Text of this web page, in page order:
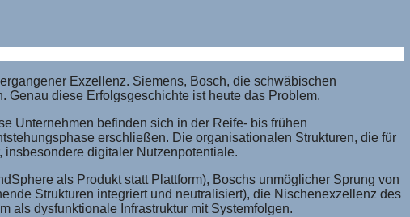
Exzellenz. Siemens, Bosch, die schwäbischen
diese Erfolgsgeschichte ist heute das Problem.
Unternehmen befinden sich in der Reife- bis frühen
erschließen. Die organisationalen Strukturen, die für
digitaler Nutzenpotentiale.
als Produkt statt Plattform), Boschs unmöglicher Sprung von
Strukturen integriert und neutralisiert), die Nischenexzellenz des
als dysfunktionale Infrastruktur mit Systemfolgen.